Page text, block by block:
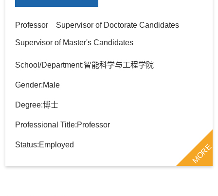
Professor Supervisor of Doctorate Candidates
Supervisor of Master's Candidates
School/Department:智能科学与工程学院
Gender:Male
Degree:博士
Professional Title:Professor
Status:Employed MORE